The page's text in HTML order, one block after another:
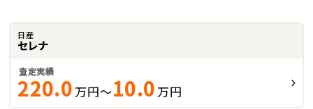
日産
セレナ
査定実績
220.0 万円～10.0 万円